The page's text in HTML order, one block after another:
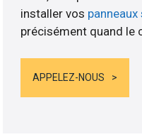
installer vos
précisément quand le
APPELEZ-NOUS